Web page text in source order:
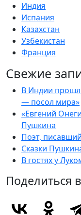
Индия
Испания
Казахстан
Узбекистан
Франция
Свежие
В Индии
— посол мира»
«Евгений
Пушкина
Поэт,
Сказки
В гостях у
Поделиться